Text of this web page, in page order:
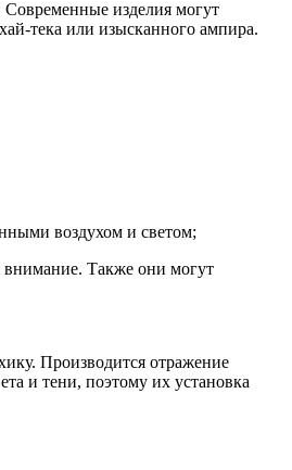
Современные изделия могут
тека или изысканного ампира.
воздухом и светом;
внимание. Также они могут
Производится отражение
и тени, поэтому их установка